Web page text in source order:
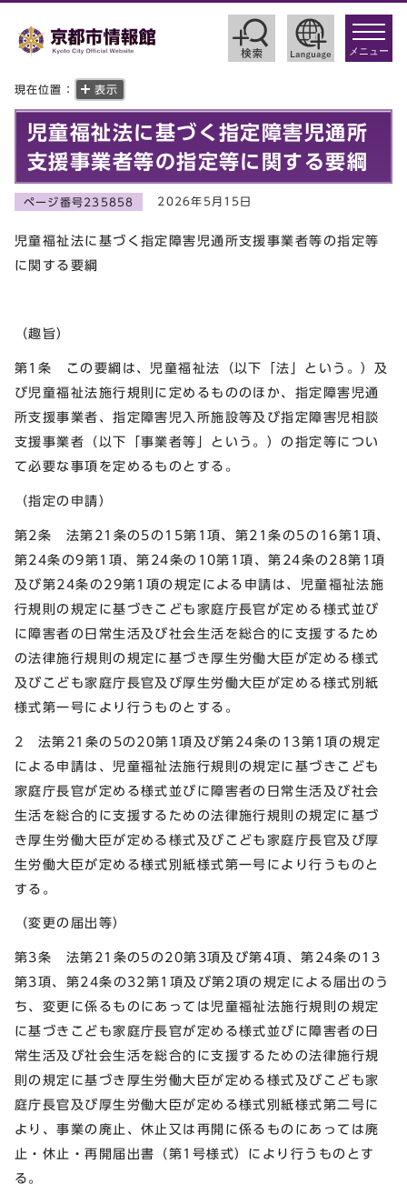
toggle
メニュー
現在位置： 表示
児童福祉法に基づく指定障害児通所
支援事業者等の指定等に関する要綱
ページ番号235858 2026年5月15日
児童福祉法に基づく指定障害児通所支援事業者等の指定等
に関する要綱
（趣旨）
第1条 この要綱は、児童福祉法（以下「法」という。）及
び児童福祉法施行規則に定めるもののほか、指定障害児通
所支援事業者、指定障害児入所施設等及び指定障害児相談
支援事業者（以下「事業者等」という。）の指定等につい
て必要な事項を定めるものとする。
（指定の申請）
第2条 法第21条の5の15第1項、第21条の5の16第1項、
第24条の9第1項、第24条の10第1項、第24条の28第1項
及び第24条の29第1項の規定による申請は、児童福祉法施
行規則の規定に基づきこども家庭庁長官が定める様式並び
に障害者の日常生活及び社会生活を総合的に支援するため
の法律施行規則の規定に基づき厚生労働大臣が定める様式
及びこども家庭庁長官及び厚生労働大臣が定める様式別紙
様式第一号により行うものとする。
2 法第21条の5の20第1項及び第24条の13第1項の規定
による申請は、児童福祉法施行規則の規定に基づきこども
家庭庁長官が定める様式並びに障害者の日常生活及び社会
生活を総合的に支援するための法律施行規則の規定に基づ
き厚生労働大臣が定める様式及びこども家庭庁長官及び厚
生労働大臣が定める様式別紙様式第一号により行うものと
する。
（変更の届出等）
第3条 法第21条の5の20第3項及び第4項、第24条の13
第3項、第24条の32第1項及び第2項の規定による届出のう
ち、変更に係るものにあっては児童福祉法施行規則の規定
に基づきこども家庭庁長官が定める様式並びに障害者の日
常生活及び社会生活を総合的に支援するための法律施行規
則の規定に基づき厚生労働大臣が定める様式及びこども家
庭庁長官及び厚生労働大臣が定める様式別紙様式第二号に
より、事業の廃止、休止又は再開に係るものにあっては廃
止・休止・再開届出書（第1号様式）により行うものとす
る。